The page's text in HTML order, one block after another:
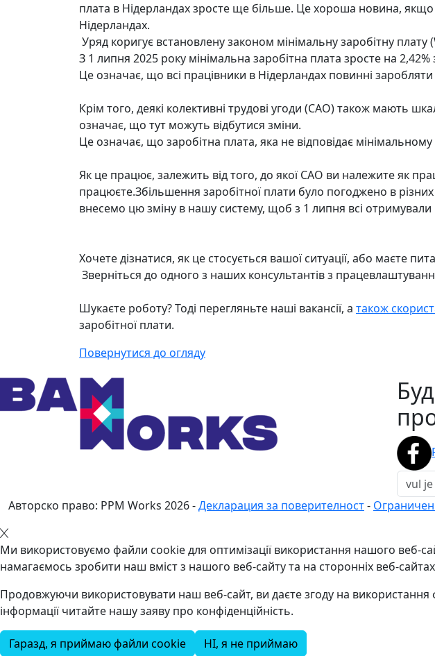
плата в Нідерландах зросте ще більше. Це хороша новина,
Нідерландах.
Уряд коригує встановлену законом мінімальну заробітну плату
З 1 липня 2025 року мінімальна заробітна плата зросте на
Це означає, що всі працівники в Нідерландах повинні
Крім того, деякі колективні трудові угоди (CAO) також мають
означає, що тут можуть відбутися зміни.
Це означає, що заробітна плата, яка не відповідає
Як це працює, залежить від того, до якої CAO ви належите як
працюєте.Збільшення заробітної плати було погоджено в
внесемо цю зміну в нашу систему, щоб з 1 липня всі отримували
Хочете дізнатися, як це стосується вашої ситуації, або маєте
Зверніться до одного з наших консультантів з
Шукаєте роботу? Тоді перегляньте наші вакансії, а також
заробітної плати.
Повернутися до огляду
Авторско право: PPM Works 2026-Декларация за поверителност-
Ми використовуємо файли cookie для оптимізації використання нашого веб-
намагаємось зробити наш вміст з нашого веб-сайту та на сторонніх веб-
Продовжуючи використовувати наш веб-сайт, ви даєте згоду на використання
інформації читайте нашу заяву про конфіденційність.
Гаразд, я приймаю файли cookie НІ, я не приймаю